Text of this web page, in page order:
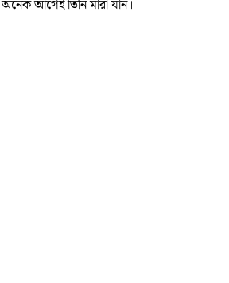
আগেই তিনি মারা যান।